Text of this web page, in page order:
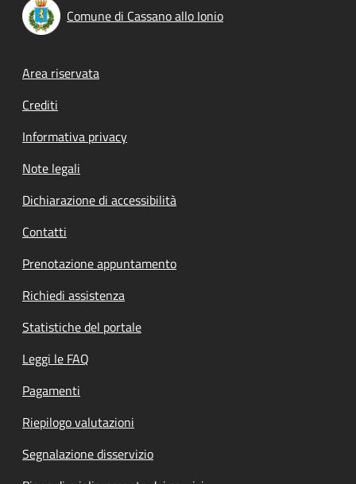
Comune di Cassano allo Ionio
Footer menu
Area riservata
Crediti
Informativa privacy
Note legali
Dichiarazione di accessibilità
Contatti
Prenotazione appuntamento
Richiedi assistenza
Statistiche del portale
Leggi le FAQ
Pagamenti
Riepilogo valutazioni
Segnalazione disservizio